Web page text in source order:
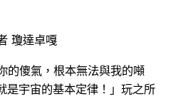
瓊達卓嘎
的傻氣，根本無法與我的噸
是宇宙的基本定律！」玩之所